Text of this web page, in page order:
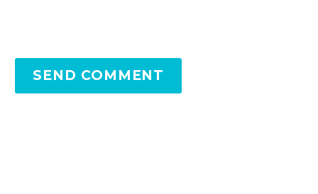
SEND COMMENT